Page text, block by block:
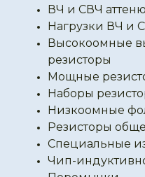
ВЧ и СВЧ
Нагрузки ВЧ и
Высокоомные
резисторы
Мощные
Наборы
Низкоомные
Резисторы
Специальные
Чип-